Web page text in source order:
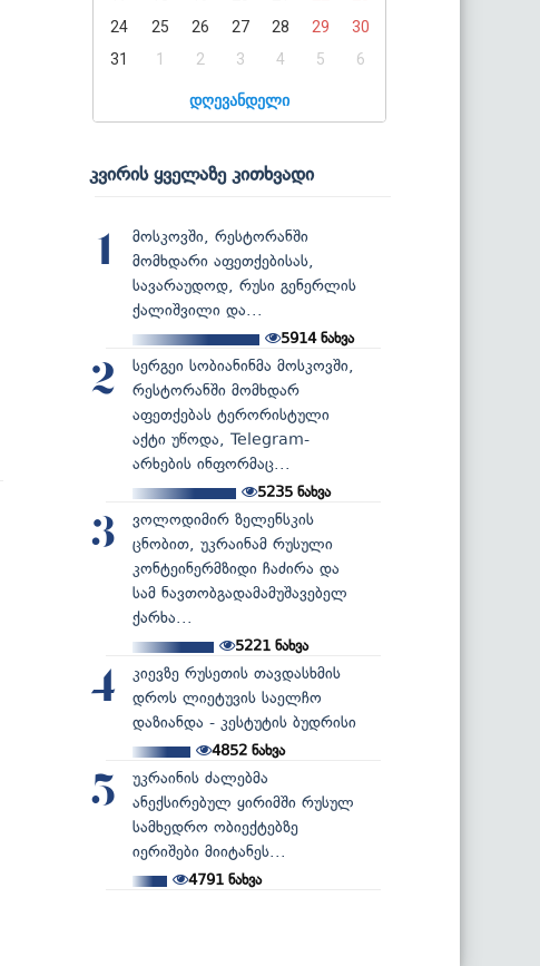
24
25 26 27 28 29
30
31
1 2 3 4 5 6
დღევანდელი
კვირის ყველაზე კითხვადი
1
მოსკოვში, რესტორანში
მომხდარი აფეთქებისას,
სავარაუდოდ, რუსი გენერლის
ქალიშვილი და...
5914ნახვა
2
სერგეი სობიანინმა მოსკოვში,
რესტორანში მომხდარ
აფეთქებას ტერორისტული
აქტი უწოდა, Telegram-
არხების ინფორმაც...
5235 ნახვა
3
ვოლოდიმირ ზელენსკის
ცნობით, უკრაინამ რუსული
კონტეინერმზიდი ჩაძირა და
სამ ნავთობგადამამუშავებელ
ქარხა...
5221ნახვა
4
კიევზე რუსეთის თავდასხმის
დროს ლიეტუვის საელჩო
დაზიანდა - კესტუტის ბუდრისი
4852ნახვა
5
უკრაინის ძალებმა
ანექსირებულ ყირიმში რუსულ
სამხედრო ობიექტებზე
იერიშები მიიტანეს...
4791 ნახვა